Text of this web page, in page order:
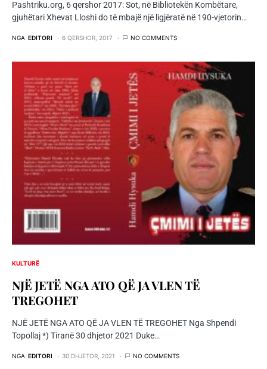
Pashtriku.org, 6 qershor 2017: Sot, në Bibliotekën Kombëtare,
gjuhëtari Xhevat Lloshi do të mbajë një ligjëratë në 190-vjetorin…
NGA EDITORI 6 QERSHOR, 2017 NO COMMENTS
KULTURË
NJË JETË NGA ATO QË JA VLEN TË
TREGOHET
NJË JETË NGA ATO QË JA VLEN TË TREGOHET Nga Shpendi
Topollaj *) Tiranë 30 dhjetor 2021 Duke…
NGA EDITORI 30 DHJETOR, 2021 NO COMMENTS